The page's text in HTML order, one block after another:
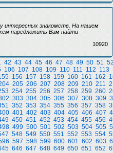
интересных знакомств. На нашем
паредложить Вам найти
10920
42 43 44 45 46 47 48 49 50 51 52
106 107 108 109 110 111 112 113
156 157 158 159 160 161 162
205 206 207 208 209 210 211
254 255 256 257 258 259 260
303 304 305 306 307 308 309
352 353 354 355 356 357 358
401 402 403 404 405 406 407
450 451 452 453 454 455 456
499 500 501 502 503 504 505
548 549 550 551 552 553 554
597 598 599 600 601 602 603
646 647 648 649 650 651 652